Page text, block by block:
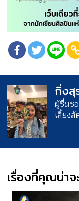
กิ่งสุ
ผู้ชื่นช
เลี้ยงสั
เรื่องที่คุณน่าจ